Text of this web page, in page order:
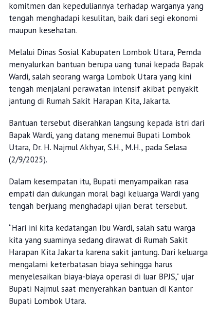
komitmen dan kepeduliannya terhadap warganya yang
tengah menghadapi kesulitan, baik dari segi ekonomi
maupun kesehatan.
Melalui Dinas Sosial Kabupaten Lombok Utara, Pemda
menyalurkan bantuan berupa uang tunai kepada Bapak
Wardi, salah seorang warga Lombok Utara yang kini
tengah menjalani perawatan intensif akibat penyakit
jantung di Rumah Sakit Harapan Kita, Jakarta.
Bantuan tersebut diserahkan langsung kepada istri dari
Bapak Wardi, yang datang menemui Bupati Lombok
Utara, Dr. H. Najmul Akhyar, S.H., M.H., pada Selasa
(2/9/2025).
Dalam kesempatan itu, Bupati menyampaikan rasa
empati dan dukungan moral bagi keluarga Wardi yang
tengah berjuang menghadapi ujian berat tersebut.
“Hari ini kita kedatangan Ibu Wardi, salah satu warga
kita yang suaminya sedang dirawat di Rumah Sakit
Harapan Kita Jakarta karena sakit jantung. Dari keluarga
mengalami keterbatasan biaya sehingga harus
menyelesaikan biaya-biaya operasi di luar BPJS,” ujar
Bupati Najmul saat menyerahkan bantuan di Kantor
Bupati Lombok Utara.